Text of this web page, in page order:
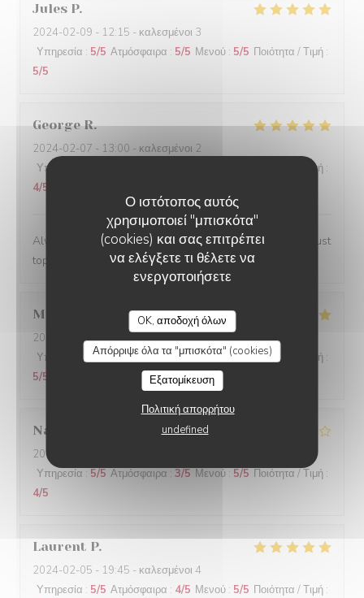
Ο ιστότοπος αυτός
χρησιμοποιεί "μπισκότα"
(cookies) και σας επιτρέπει
να ελέγξετε τι θέλετε να
ενεργοποιήσετε
OK, αποδοχή όλων
Απόρριψε όλα τα "μπισκότα" (cookies)
Εξατομίκευση
Πολιτική απορρήτου
undefined
Jules P
2024-02-09 - 12:15 - καλεσμένοι 3
Υπηρεσία : 5/5 Ατμόσφαιρα : 5/5 Μενού : 5/5 Ποιότητα / Τιμή :
5/5
George R
2024-02-07 - 13:00 - καλεσμένοι 2
Υπηρεσία
Ποιότητα / Τιμή :
4/5
Always a lovely place to lunch and the personnel are just
top notch.
Marwan
2024-02-06- 20:00 - καλεσμένοι 4
Υπηρεσία : 5/5 Ατμόσφαιρα: 5/5 Μενού :5/5 Ποιότητα / Τιμή :
5/5
Nathalie
2024-02-06
Υπηρεσία : 5/5 Ατμόσφαιρα : 3/5 Μενού : 5/5 Ποιότητα / Τιμή :
4/5
Laurent P
2024-02-05 - 19:45 - καλεσμένοι 4
Υπηρεσία : 5/5 Ατμόσφαιρα : 4/5 Μενού : 5/5 Ποιότητα / Τιμή :